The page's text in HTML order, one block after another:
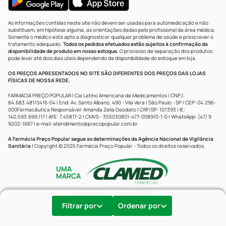
Filtrar por Ordenar por
As informações contidas neste site não devem ser usadas para automedicação e não
substituem, em hipótese alguma, as orientações dadas pelo profissional da área médica.
Somente o médico está apto a diagnosticar qualquer problema de saúde e prescrever o
tratamento adequado. Todos os pedidos efetuados estão sujeitos à confirmação da
disponibilidade de produto em nosso estoque.O processo de separação dos produtos
pode levar até dois dias úteis dependendo da disponibilidade do estoque em loja.
OS PREÇOS APRESENTADOS NO SITE SÃO DIFERENTES DOS PREÇOS DAS LOJAS
FÍSICAS DE NOSSA REDE.
FARMÁCIA PREÇO POPULAR | Cia Latino Americana de Medicamentos | CNPJ:
84.683.481/0416-04 | End: Av. Santo Albano, 490 - Vila Vera | São Paulo - SP | CEP: 04.296-
000Farmacêutica Responsável: Amanda Zelia Deodato | CRF/SP: 107393 | IE:
140.593.699.117 | AFE: 7.45817-2 | CMVS - 355030801-477-008910-1-0 | WhatsApp: (47) 9
9202-1687 | e-mail: atendimento@precopopular.com.br.
A Farmácia Preço Popular segue as determinações da Agência Nacional de Vigilância
Sanitária | Copyright © 2025 Farmácia Preço Popular - Todos os direitos reservados.
UMA
MARCA
Powered by Developed by